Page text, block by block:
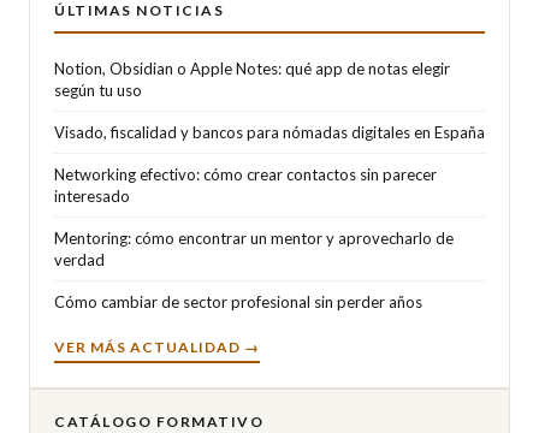
ÚLTIMAS NOTICIAS
Notion, Obsidian o Apple Notes: qué app de notas elegir
según tu uso
Visado, fiscalidad y bancos para nómadas digitales en España
Networking efectivo: cómo crear contactos sin parecer
interesado
Mentoring: cómo encontrar un mentor y aprovecharlo de
verdad
Cómo cambiar de sector profesional sin perder años
VER MÁS ACTUALIDAD →
CATÁLOGO FORMATIVO